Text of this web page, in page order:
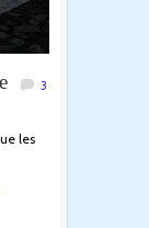
3
les